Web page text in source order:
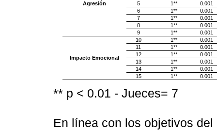
Agresión
5
1**
0.001
6
1**
0.001
7
1**
0.001
8
1**
0.001
9
1** 0.001
Impacto Emocional
10 1**
0.001
11
1**
0.001
12
1**
0.001
13
1**
0.001
14
1**
0.001
15
1** 0.001
** p < 0.01 - Jueces= 7
En línea con los objetivos